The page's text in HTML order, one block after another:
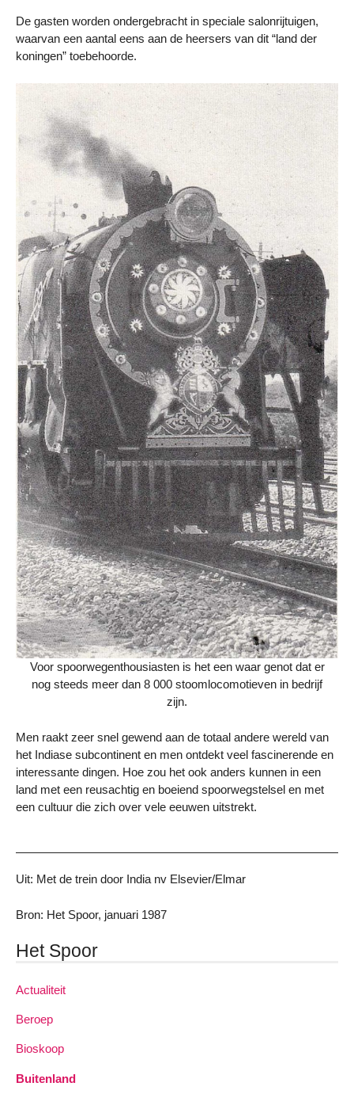
De gasten worden ondergebracht in speciale salonrijtuigen,
waarvan een aantal eens aan de heersers van dit “land der
koningen” toebehoorde.
Voor spoorwegenthousiasten is het een waar genot dat er
nog steeds meer dan 8 000 stoomlocomotieven in bedrijf
zijn.
Men raakt zeer snel gewend aan de totaal andere wereld van
het Indiase subcontinent en men ontdekt veel fascinerende en
interessante dingen. Hoe zou het ook anders kunnen in een
land met een reusachtig en boeiend spoorwegstelsel en met
een cultuur die zich over vele eeuwen uitstrekt.
Uit: Met de trein door India nv Elsevier/Elmar
Bron: Het Spoor, januari 1987
Het Spoor
Actualiteit
Beroep
Bioskoop
Buitenland